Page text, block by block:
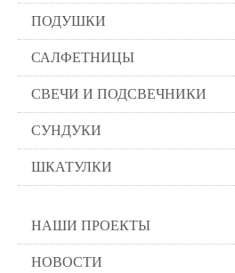
ПОДУШКИ
САЛФЕТНИЦЫ
СВЕЧИ И ПОДСВЕЧНИКИ
СУНДУКИ
ШКАТУЛКИ
НАШИ ПРОЕКТЫ
НОВОСТИ